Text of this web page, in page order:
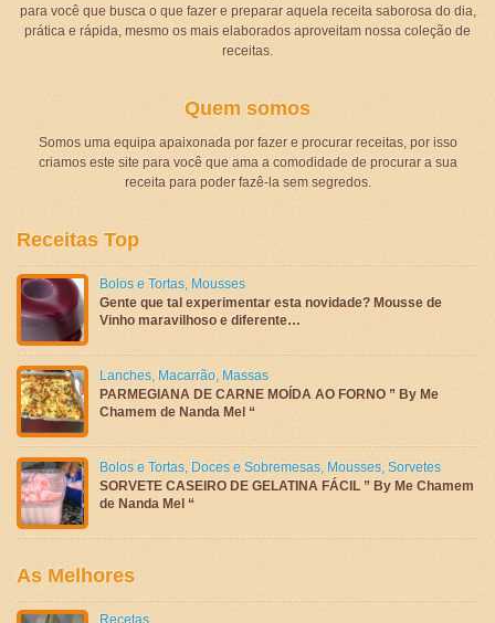
para você que busca o que fazer e preparar aquela receita saborosa do dia,
prática e rápida, mesmo os mais elaborados aproveitam nossa coleção de
receitas.
Quem somos
Somos uma equipa apaixonada por fazer e procurar receitas, por isso
criamos este site para você que ama a comodidade de procurar a sua
receita para poder fazê-la sem segredos.
Receitas Top
Bolos e Tortas, Mousses
Gente que tal experimentar esta novidade? Mousse de
Vinho maravilhoso e diferente…
Lanches, Macarrão, Massas
PARMEGIANA DE CARNE MOÍDA AO FORNO ” By Me
Chamem de Nanda Mel “
Bolos e Tortas, Doces e Sobremesas, Mousses, Sorvetes
SORVETE CASEIRO DE GELATINA FÁCIL ” By Me Chamem
de Nanda Mel “
As Melhores
Recetas